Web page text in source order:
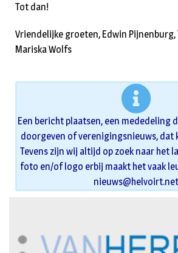
Tot dan!
Vriendelijke groeten, Edwin Pijnenburg,
Mariska Wolfs
Een bericht plaatsen, een mededeling
doorgeven of verenigingsnieuws, dat
Tevens zijn wij altijd op zoek naar het
foto en/of logo erbij maakt het vaak
nieuws@helvoirt.net